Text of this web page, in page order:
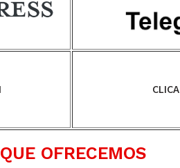
OFRECEMOS